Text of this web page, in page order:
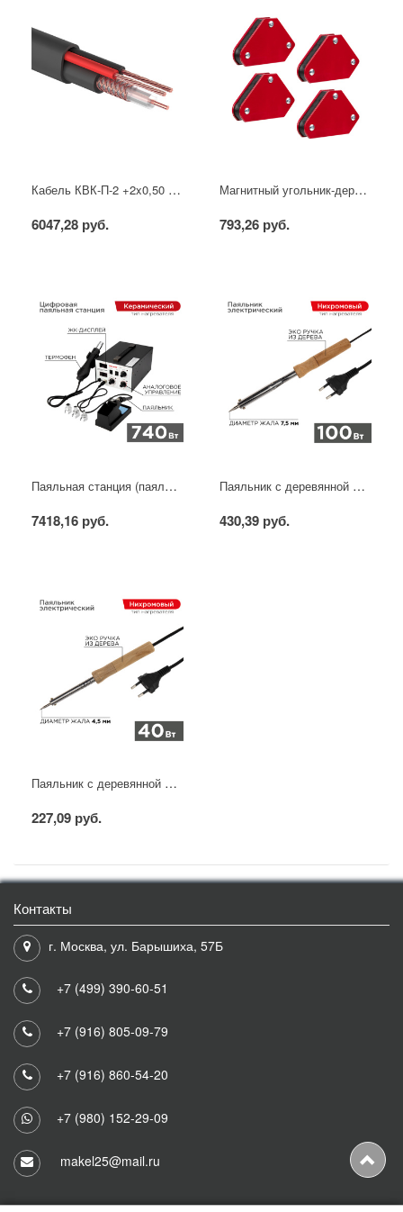
Кабель КВК-П-2 +2x0,50 мм² (Cu/CCA) (96) черный, 200 м, PROconnect
6047,28 руб.
Магнитный угольник-держатель для сварки набор 4 шт. на 4 кг REXANT
793,26 руб.
Паяльная станция (паяльник + фен), модель R852AD+, 100-500°C, LED дисплей REXANT
7418,16 руб.
Паяльник с деревянной ручкой, серия WOOD, 100Вт, 230В, блистер PROconnect
430,39 руб.
Паяльник с деревянной ручкой, серия WOOD, 40Вт, 230В, блистер PROconnect
227,09 руб.
Контакты
г. Москва, ул. Барышиха, 57Б
+7 (499) 390-60-51
+7 (916) 805-09-79
+7 (916) 860-54-20
+7 (980) 152-29-09
makel25@mail.ru